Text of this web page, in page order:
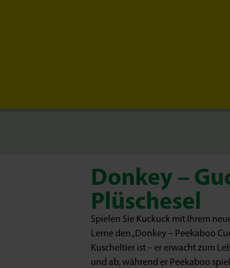
Donkey –
Plüschesel
Spielen Sie Kuckuck mit Ihrem
Lerne den „Donkey – Peekaboo
Kuscheltier ist – er erwacht zum
und ab, während er Peekaboo